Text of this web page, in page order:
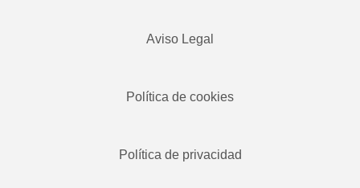
Aviso Legal
Política de cookies
Política de privacidad